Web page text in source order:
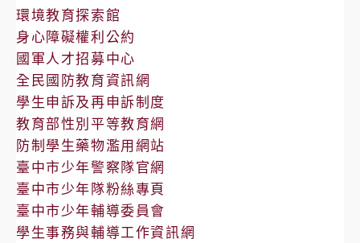
環境教育探索館
身心障礙權利公約
國軍人才招募中心
全民國防教育資訊網
學生申訴及再申訴制度
教育部性別平等教育網
防制學生藥物濫用網站
臺中市少年警察隊官網
臺中市少年隊粉絲專頁
臺中市少年輔導委員會
學生事務與輔導工作資訊網